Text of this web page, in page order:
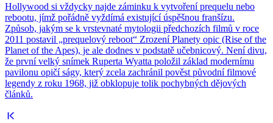
Hollywood si vždycky najde záminku k vytvoření prequelu nebo
rebootu, jímž pořádně vyždímá existující úspěšnou franšízu.
Způsob, jakým se k vrstevnaté mytologii předchozích filmů v roce
2011 postavil „prequelový reboot“ Zrození Planety opic (Rise of the
Planet of the Apes), je ale dodnes v podstatě učebnicový. Není divu,
že první velký snímek Ruperta Wyatta položil základ modernímu
pavilonu opičí ságy, který zcela zachránil pověst původní filmové
legendy z roku 1968, již obklopuje tolik pochybných dějových
článků.